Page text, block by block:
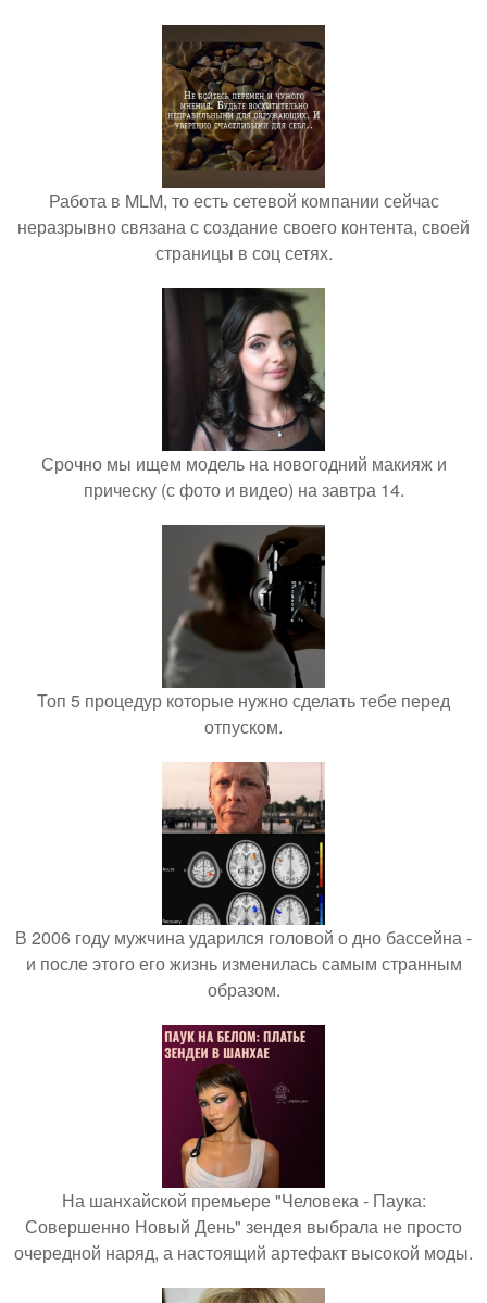
Работа в MLM, то есть сетевой компании сейчас
неразрывно связана с создание своего контента, своей
страницы в соц сетях.
Срочно мы ищем модель на новогодний макияж и
прическу (с фото и видео) на завтра 14.
Топ 5 процедур которые нужно сделать тебе перед
отпуском.
В 2006 году мужчина ударился головой о дно бассейна -
и после этого его жизнь изменилась самым странным
образом.
На шанхайской премьере "Человека - Паука:
Совершенно Новый День" зендея выбрала не просто
очередной наряд, а настоящий артефакт высокой моды.